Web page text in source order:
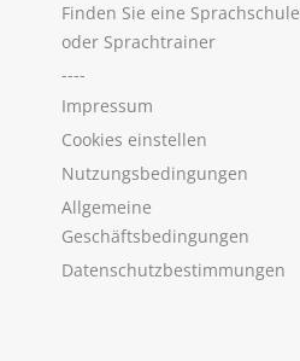
Finden Sie eine Sprachschule
oder Sprachtrainer
----
Impressum
Cookies einstellen
Nutzungsbedingungen
Allgemeine
Geschäftsbedingungen
Datenschutzbestimmungen